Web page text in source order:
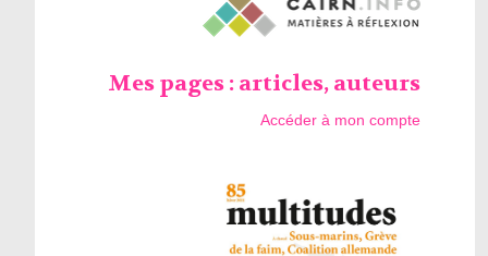
Mes pages : articles, auteurs
Accéder à mon compte